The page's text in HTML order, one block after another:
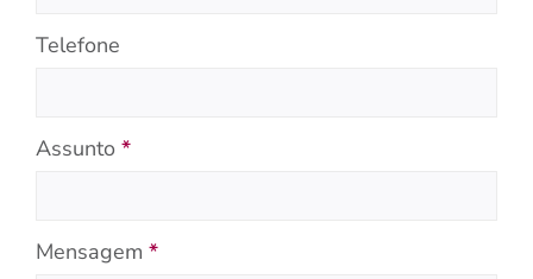
Telefone
Assunto *
Mensagem *